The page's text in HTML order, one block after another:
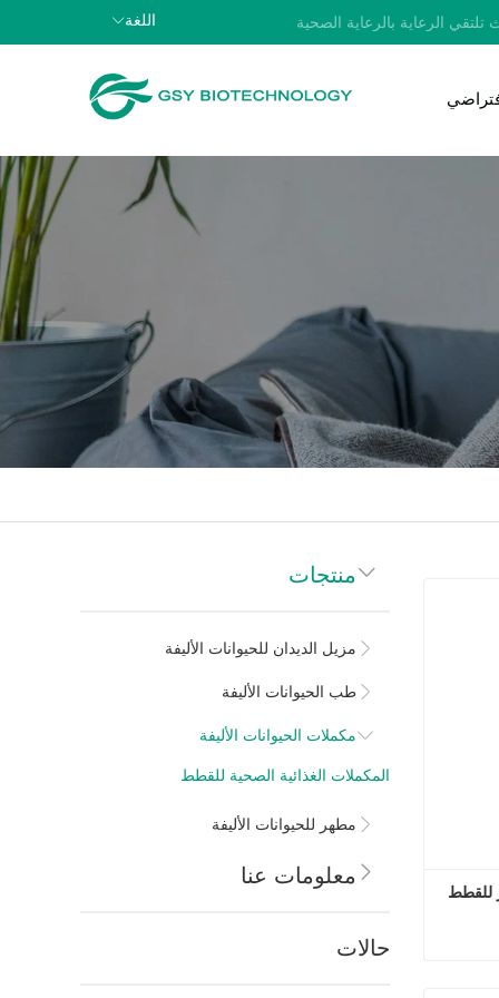
تلتقي الرعاية بالرعاية الصحية اللغة
منتجات
مزيل الديدان للحيوانات الأليفة
طب الحيوانات الأليفة
مكملات الحيوانات الأليفة
المكملات الغذائية الصحية للقطط
مطهر للحيوانات الأليفة
معلومات عنا
حالات
للقطط